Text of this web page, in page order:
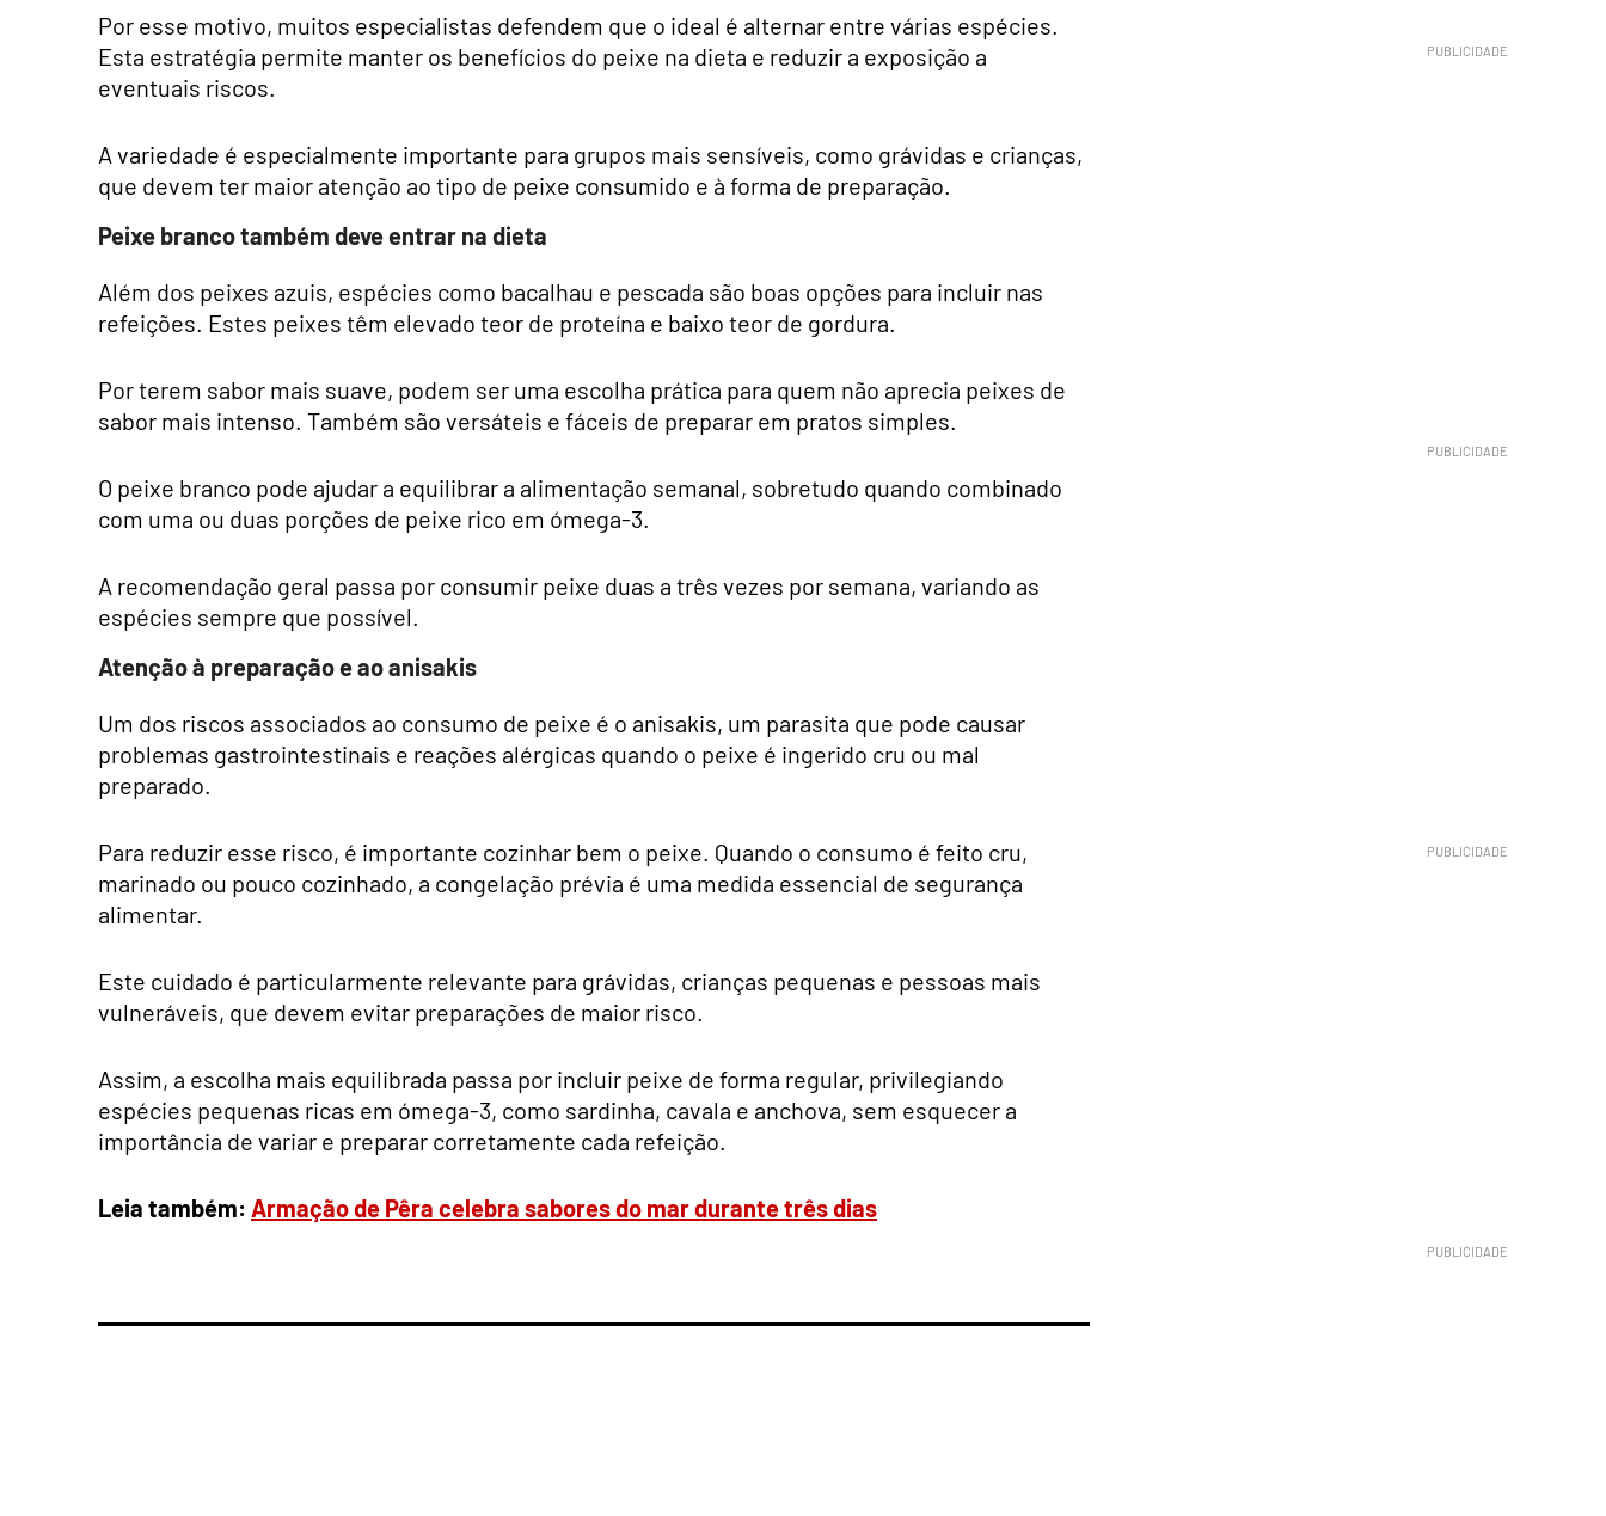
Por esse motivo, muitos especialistas defendem que o ideal é alternar entre várias espécies.
Esta estratégia permite manter os benefícios do peixe na dieta e reduzir a exposição a
eventuais riscos.
A variedade é especialmente importante para grupos mais sensíveis, como grávidas e crianças,
que devem ter maior atenção ao tipo de peixe consumido e à forma de preparação.
Peixe branco também deve entrar na dieta
Além dos peixes azuis, espécies como bacalhau e pescada são boas opções para incluir nas
refeições. Estes peixes têm elevado teor de proteína e baixo teor de gordura.
Por terem sabor mais suave, podem ser uma escolha prática para quem não aprecia peixes de
sabor mais intenso. Também são versáteis e fáceis de preparar em pratos simples.
O peixe branco pode ajudar a equilibrar a alimentação semanal, sobretudo quando combinado
com uma ou duas porções de peixe rico em ómega-3.
A recomendação geral passa por consumir peixe duas a três vezes por semana, variando as
espécies sempre que possível.
Atenção à preparação e ao anisakis
Um dos riscos associados ao consumo de peixe é o anisakis, um parasita que pode causar
problemas gastrointestinais e reações alérgicas quando o peixe é ingerido cru ou mal
preparado.
Para reduzir esse risco, é importante cozinhar bem o peixe. Quando o consumo é feito cru,
marinado ou pouco cozinhado, a congelação prévia é uma medida essencial de segurança
alimentar.
Este cuidado é particularmente relevante para grávidas, crianças pequenas e pessoas mais
vulneráveis, que devem evitar preparações de maior risco.
Assim, a escolha mais equilibrada passa por incluir peixe de forma regular, privilegiando
espécies pequenas ricas em ómega-3, como sardinha, cavala e anchova, sem esquecer a
importância de variar e preparar corretamente cada refeição.
Leia também: Armação de Pêra celebra sabores do mar durante três dias